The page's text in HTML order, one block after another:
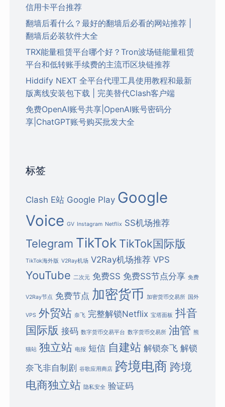
信用卡平台推荐
翻墙后看什么？最好的翻墙后必看的网站推荐 |
翻墙后必装软件大全
TRX能量租赁平台哪个好？Tron波场链能量租赁
平台和低转账手续费的主流币区块链推荐
Hiddify NEXT 全平台代理工具使用教程和最新
版离线安装包下载 | 完美替代Clash客户端
免费OpenAI账号共享|OpenAI账号密码分
享|ChatGPT账号购买批发大全
标签
Clash E站 Google Play Google
Voice GV Instagram Netflix SS机场推荐
Telegram TikTok TikTok国际版
TikTok海外版 V2Ray机场 V2Ray机场推荐 VPS
YouTube 二次元 免费SS 免费SS节点分享 免费
V2Ray节点 免费节点 加密货币 加密货币交易所 国外
VPS 外贸站 奈飞 完整解锁Netflix 宝塔面板 抖音
国际版 接码 数字货币交易平台 数字货币交易所 油管 熊
猫站 独立站 电报 短信 自建站 解锁奈飞 解锁
奈飞非自制剧 谷歌应用商店 跨境电商 跨境
电商独立站 隐私安全 验证码